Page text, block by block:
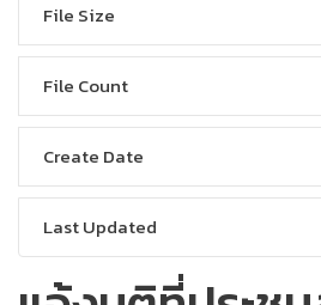
File Size
File Count
Create Date
Last Updated